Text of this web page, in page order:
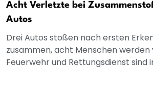
Acht Verletzte bei
Autos
Drei Autos stoßen nach ersten
zusammen, acht Menschen werden
Feuerwehr und Rettungsdienst sind